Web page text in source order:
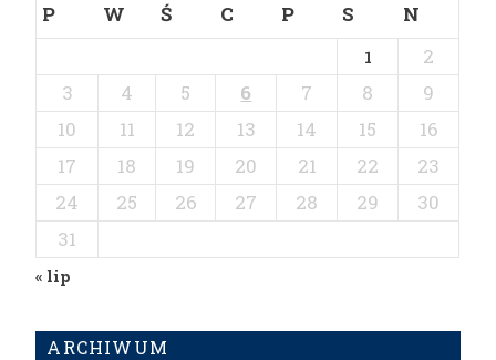
P
W Ś C P S N
1
2
3
4 5 6 7 8
9
10
11 12 13 14 15
16
17
18 19 20 21 22
23
24
25 26 27 28 29
30
31
« lip
ARCHIWUM